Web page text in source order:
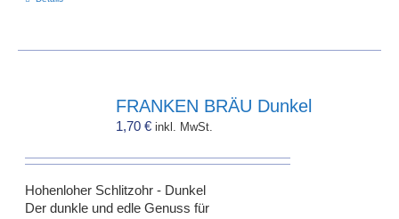
FRANKEN BRÄU Dunkel
1,70€ inkl. MwSt.
Hohenloher Schlitzohr - Dunkel
Der dunkle und edle Genuss für